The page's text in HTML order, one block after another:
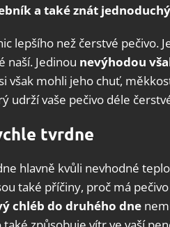
a také znát
lepšího než čerstvé pečivo.
naší. Jedinou nevýhodou
však mohli jeho chuť,
udrží vaše pečivo déle
tvrdne
hlavně kvůli nevhodné
také příčiny, proč má
chléb do druhého dne